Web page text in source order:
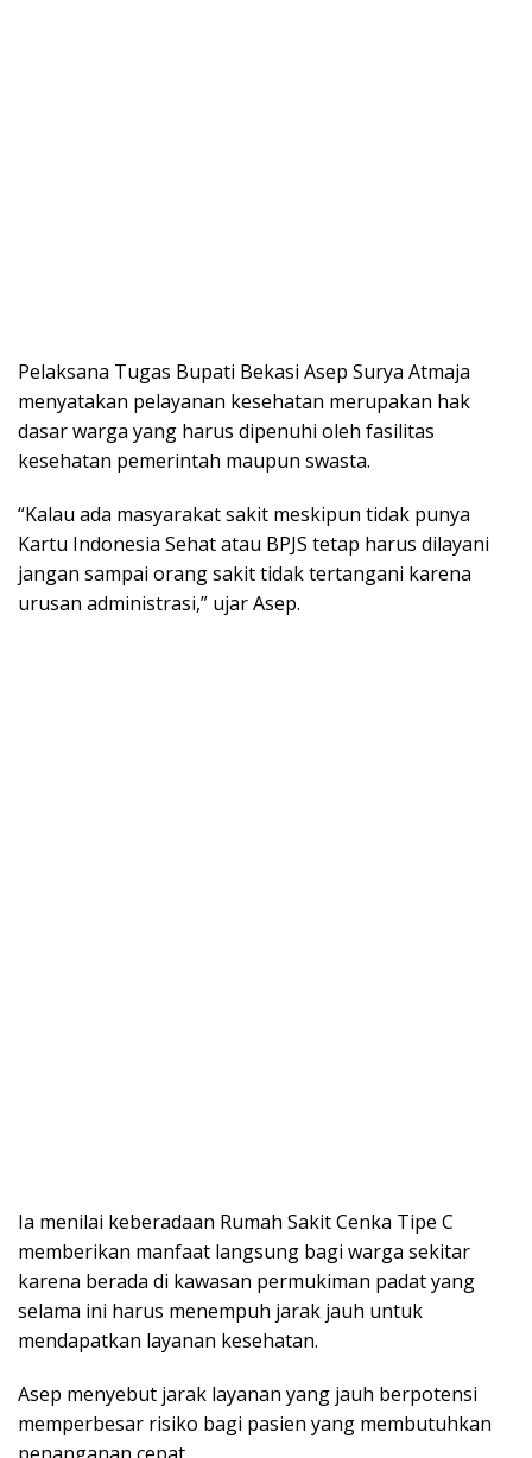
Pelaksana Tugas Bupati Bekasi Asep Surya Atmaja
menyatakan pelayanan kesehatan merupakan hak
dasar warga yang harus dipenuhi oleh fasilitas
kesehatan pemerintah maupun swasta.
“Kalau ada masyarakat sakit meskipun tidak punya
Kartu Indonesia Sehat atau BPJS tetap harus dilayani
jangan sampai orang sakit tidak tertangani karena
urusan administrasi,” ujar Asep.
Ia menilai keberadaan Rumah Sakit Cenka Tipe C
memberikan manfaat langsung bagi warga sekitar
karena berada di kawasan permukiman padat yang
selama ini harus menempuh jarak jauh untuk
mendapatkan layanan kesehatan.
Asep menyebut jarak layanan yang jauh berpotensi
memperbesar risiko bagi pasien yang membutuhkan